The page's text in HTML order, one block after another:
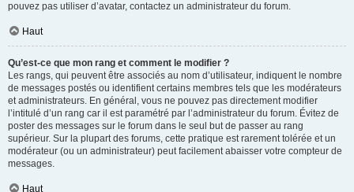
pouvez pas utiliser d’avatar, contactez un administrateur du forum.
Haut
Qu’est-ce que mon rang et comment le modifier ?
Les rangs, qui peuvent être associés au nom d’utilisateur, indiquent le nombre
de messages postés ou identifient certains membres tels que les modérateurs
et administrateurs. En général, vous ne pouvez pas directement modifier
l’intitulé d’un rang car il est paramétré par l’administrateur du forum. Évitez de
poster des messages sur le forum dans le seul but de passer au rang
supérieur. Sur la plupart des forums, cette pratique est rarement tolérée et un
modérateur (ou un administrateur) peut facilement abaisser votre compteur de
messages.
Haut